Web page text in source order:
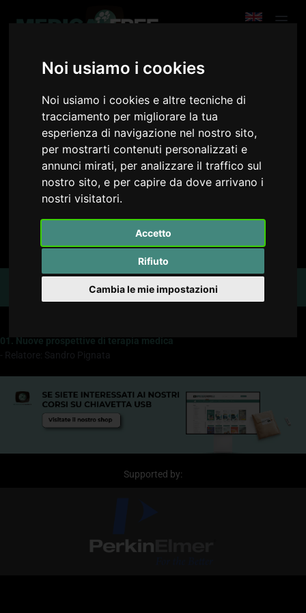
Noi usiamo i cookies
Noi usiamo i cookies e altre tecniche di
tracciamento per migliorare la tua
esperienza di navigazione nel nostro sito,
per mostrarti contenuti personalizzati e
annunci mirati, per analizzare il traffico sul
nostro sito, e per capire da dove arrivano i
nostri visitatori.
Accetto
Rifiuto
Cambia le mie impostazioni
Oncologia ginecologica: ovaio
Author of the Course: Testa Antonia Carla
SIGN UP TO WATCH THE COURSE OR LOGIN
Course content
01. Nuove prospettive di terapia medica
- Relatore: Sandro Pignata
2
no source
no source
no source
no source
no source
no source
no source
no source
no source
no source
no source
no source
no source
no source
no source
no source
no source
no source
no source
no source
Supported by: